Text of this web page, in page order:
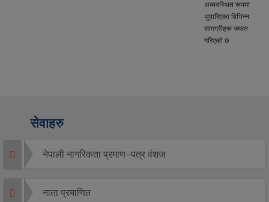
अव्यवस्थित रूपमा
थुपारिएका विभिन्न
सामग्रीहरू जफत
गरिएको छ
सेवाहरु
नेपाली नागरिकता प्रमाण–पत्र वंशज
नाता प्रमाणित